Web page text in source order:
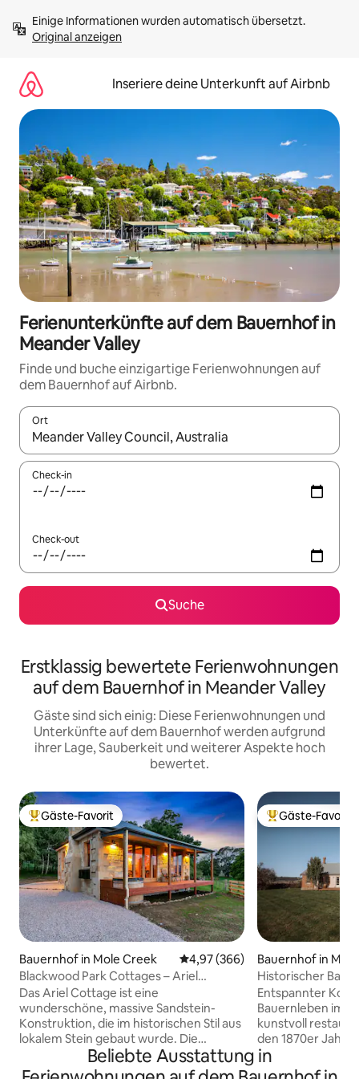
Inhalten
springenOriginal anzeigen
Inseriere deine Unterkunft auf Airbnb
Ferienunterkünfte auf dem Bauernhof in
Meander Valley
Finde und buche einzigartige Ferienwohnungen auf
dem Bauernhof auf Airbnb.
Ort
Wenn Ergebnisse verfügbar sind, navigiere mit den
Check-in
Check-out
Suche
Erstklassig bewertete Ferienwohnungen
auf dem Bauernhof in Meander Valley
Gäste sind sich einig: Diese Ferienwohnungen und
Unterkünfte auf dem Bauernhof werden aufgrund
ihrer Lage, Sauberkeit und weiterer Aspekte hoch
bewertet.
Beliebter Gäste-Favorit.
Gäste-Favorit
Bauernhof in Mole Creek Durchschnittliche Bewertung:
4,97 (366)
Blackwood Park Cottages – Ariel
Cottages
Das Ariel Cottage ist eine
wunderschöne, massive Sandstein-
Konstruktion, die im historischen Stil aus
lokalem Stein gebaut wurde. Die
Innenausstattung verwendet Holz von
unserem Grundstück und anderes
Beliebter Gäste-
Gäste-Favorit
Bauernhof in
Historischer
House, Wesley
Entspannter
Bauernleben im
kunstvoll
den 1870er
funktionierenden
Hoch
Beliebte Ausstattung in